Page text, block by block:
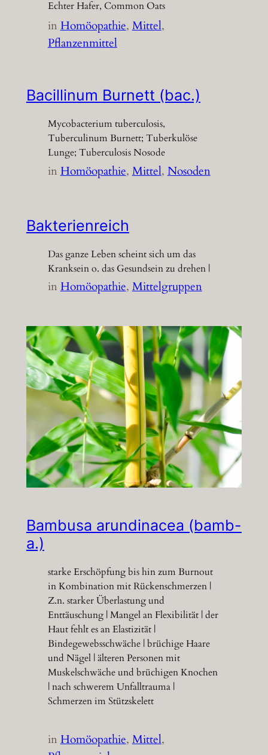
Echter Hafer, Common Oats
inHomöopathie, Mittel
Pflanzenmittel
Bacillinum Burnett (bac.)
Mycobacterium tuberculosis,
Tuberculinum Burnett; Tuberkulöse
Lunge; Tuberculosis Nosode
inHomöopathie, Mittel, Nosoden
Bakterienreich
Das ganze Leben scheint sich um das
Kranksein o. das Gesundsein zu drehen |
inHomöopathie, Mittelgruppen
Bambusa arundinacea (bamb-
a.)
starke Erschöpfung bis hin zum Burnout
in Kombination mit Rückenschmerzen |
Z.n. starker Überlastung und
Enttäuschung | Mangel an Flexibilität | der
Haut fehlt es an Elastizität |
Bindegewebsschwäche | brüchige Haare
und Nägel | älteren Personen mit
Muskelschwäche und brüchigen Knochen
| nach schwerem Unfalltrauma |
Schmerzen im Stützskelett
inHomöopathie, Mittel